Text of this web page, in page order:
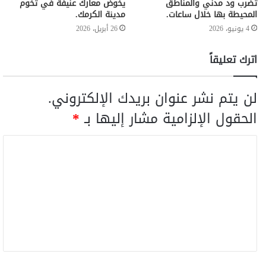
تضرب ود مدني والمناطق
المحيطة بها خلال ساعات.
4 يونيو، 2026
يخوض معارك عنيفة في تخوم
مدينة الكرمك.
26 أبريل، 2026
اترك تعليقاً
لن يتم نشر عنوان بريدك الإلكتروني.
الحقول الإلزامية مشار إليها بـ*